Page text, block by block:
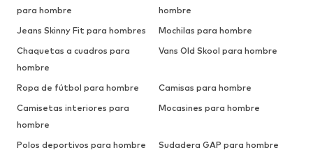
para hombre
hombre
Jeans Skinny Fit para hombres
Mochilas para hombre
Chaquetas a cuadros para
hombre
Vans Old Skool para hombre
Ropa de fútbol para hombre
Camisas para hombre
Camisetas interiores para
hombre
Mocasines para hombre
Polos deportivos para hombre Sudadera GAP para hombre